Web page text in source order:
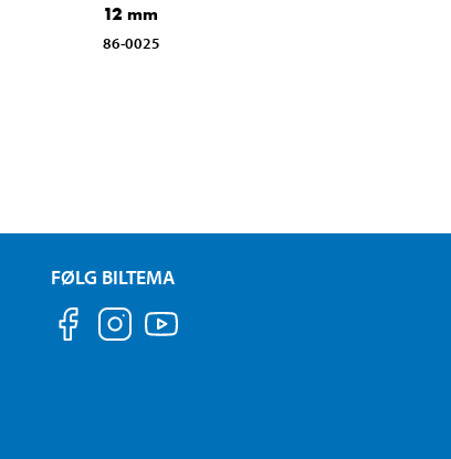
12 mm
86-0025
FØLG BILTEMA